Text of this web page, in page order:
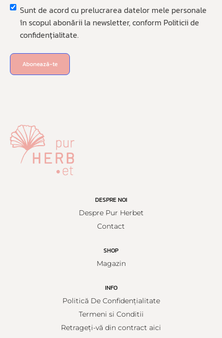
Privacy *
Sunt de acord cu prelucrarea datelor mele personale
în scopul abonării la newsletter, conform Politicii de
confidențialitate.
Abonează-te
DESPRE NOI
Despre Pur Herbet
Contact
SHOP
Magazin
INFO
Politică De Confidențialitate
Termeni si Conditii
Retrageți-vă din contract aici